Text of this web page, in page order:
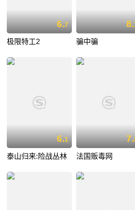
6.7
极限特工2
8.
骗中骗
6.1
泰山归来:险战丛林
7.
法国贩毒网